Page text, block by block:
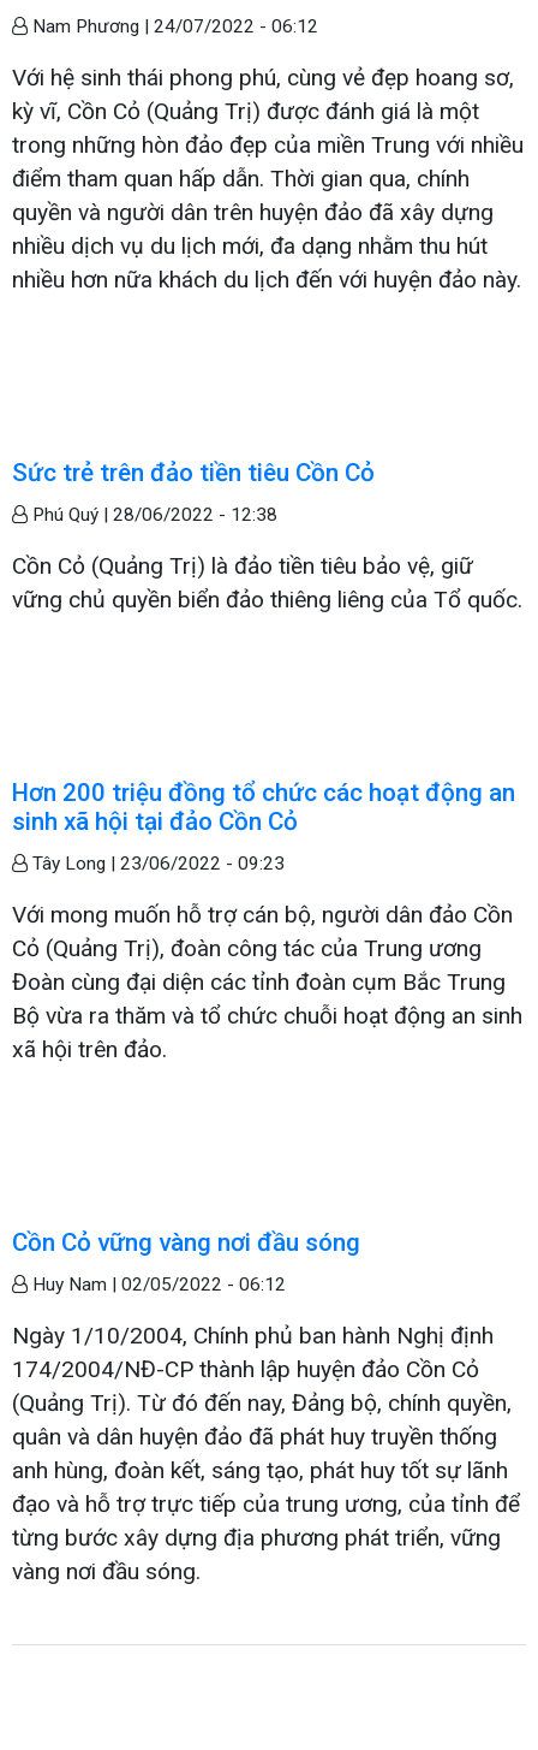
Nam Phương | 24/07/2022 - 06:12
Với hệ sinh thái phong phú, cùng vẻ đẹp hoang sơ,
kỳ vĩ, Cồn Cỏ (Quảng Trị) được đánh giá là một
trong những hòn đảo đẹp của miền Trung với nhiều
điểm tham quan hấp dẫn. Thời gian qua, chính
quyền và người dân trên huyện đảo đã xây dựng
nhiều dịch vụ du lịch mới, đa dạng nhằm thu hút
nhiều hơn nữa khách du lịch đến với huyện đảo này.
Sức trẻ trên đảo tiền tiêu Cồn Cỏ
Phú Quý | 28/06/2022 - 12:38
Cồn Cỏ (Quảng Trị) là đảo tiền tiêu bảo vệ, giữ
vững chủ quyền biển đảo thiêng liêng của Tổ quốc.
Hơn 200 triệu đồng tổ chức các hoạt động an
sinh xã hội tại đảo Cồn Cỏ
Tây Long | 23/06/2022 - 09:23
Với mong muốn hỗ trợ cán bộ, người dân đảo Cồn
Cỏ (Quảng Trị), đoàn công tác của Trung ương
Đoàn cùng đại diện các tỉnh đoàn cụm Bắc Trung
Bộ vừa ra thăm và tổ chức chuỗi hoạt động an sinh
xã hội trên đảo.
Cồn Cỏ vững vàng nơi đầu sóng
Huy Nam | 02/05/2022 - 06:12
Ngày 1/10/2004, Chính phủ ban hành Nghị định
174/2004/NĐ-CP thành lập huyện đảo Cồn Cỏ
(Quảng Trị). Từ đó đến nay, Đảng bộ, chính quyền,
quân và dân huyện đảo đã phát huy truyền thống
anh hùng, đoàn kết, sáng tạo, phát huy tốt sự lãnh
đạo và hỗ trợ trực tiếp của trung ương, của tỉnh để
từng bước xây dựng địa phương phát triển, vững
vàng nơi đầu sóng.